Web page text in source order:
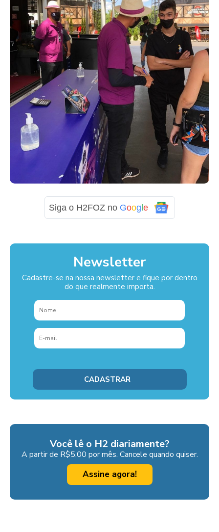
Siga o H2FOZ no Google
Newsletter
Cadastre-se na nossa newsletter e fique por dentro
do que realmente importa.
Você lê o H2 diariamente?
A partir de R$5,00 por mês. Cancele quando quiser.
Assine agora!